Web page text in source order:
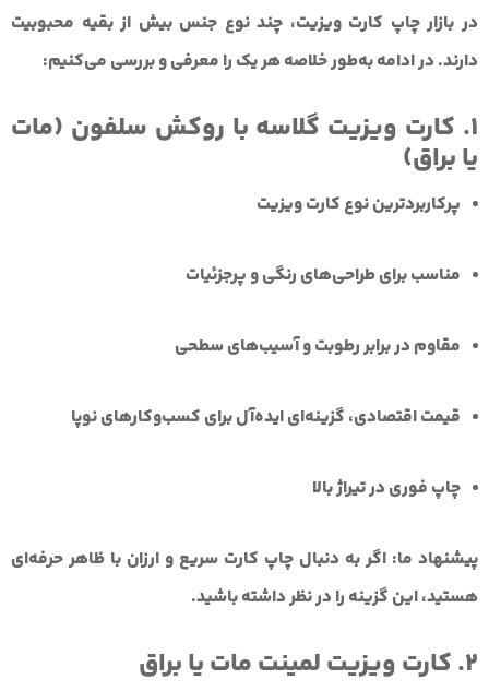
در بازار چاپ کارت ویزیت، چند نوع جنس بیش از بقیه محبوبیت
دارند. در ادامه به‌طور خلاصه هر یک را معرفی و بررسی می‌کنیم:
1. کارت ویزیت گلاسه با روکش سلفون (مات
یا براق)
پرکاربردترین نوع کارت ویزیت
مناسب برای طراحی‌های رنگی و پرجزئیات
مقاوم در برابر رطوبت و آسیب‌های سطحی
قیمت اقتصادی، گزینه‌ای ایده‌آل برای کسب‌وکارهای نوپا
چاپ فوری در تیراژ بالا
پیشنهاد ما: اگر به دنبال چاپ کارت سریع و ارزان با ظاهر حرفه‌ای
هستید، این گزینه را در نظر داشته باشید.
2. کارت ویزیت لمینت مات یا براق